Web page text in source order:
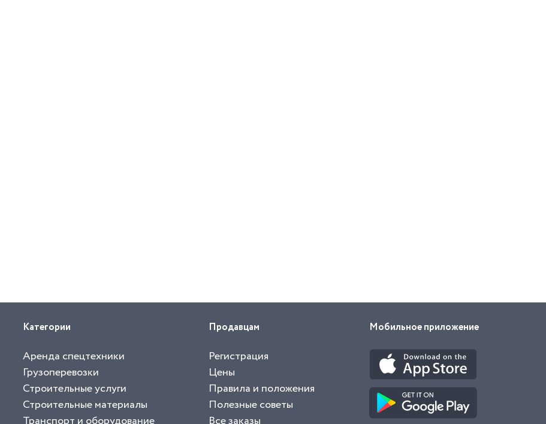
Категории
Аренда спецтехники
Грузоперевозки
Строительные услуги
Строительные материалы
Продавцам
Регистрация
Цены
Правила и положения
Полезные советы
Мобильное приложение